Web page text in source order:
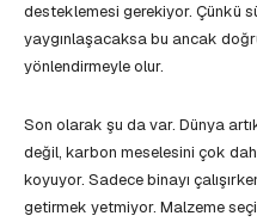
desteklemesi gerekiyor. Çünkü
yaygınlaşacaksa bu ancak
yönlendirmeyle olur.
Son olarak şu da var. Dünya
değil, karbon meselesini çok
koyuyor. Sadece binayı
getirmek yetmiyor. Malzeme